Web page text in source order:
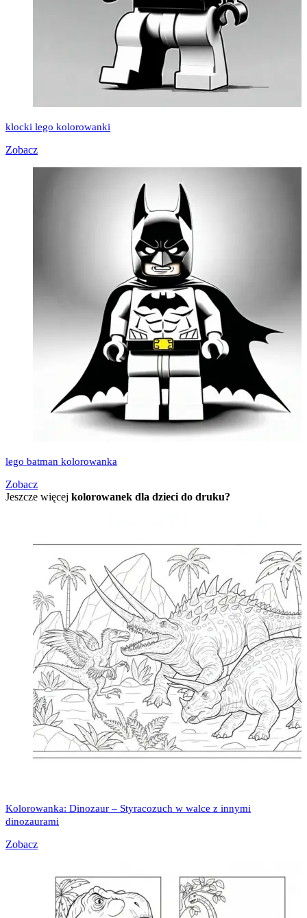
klocki lego kolorowanki
Zobacz
lego batman kolorowanka
Zobacz
Jeszcze więcej kolorowanek dla dzieci do druku?
Kolorowanka: Dinozaur – Styracozuch w walce z innymi
dinozaurami
Zobacz